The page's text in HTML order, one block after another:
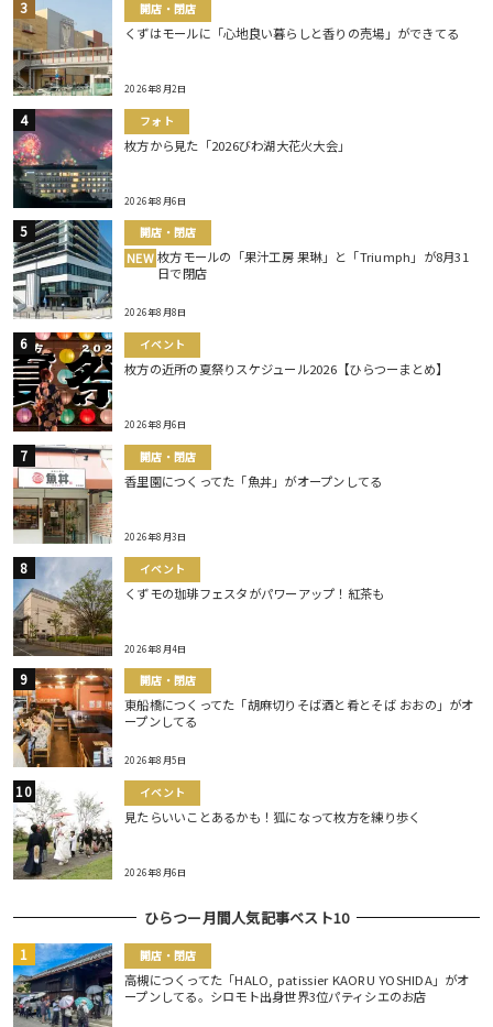
開店・閉店
くずはモールに「心地良い暮らしと香りの売場」ができてる
2026年8月2日
フォト
枚方から見た「2026びわ湖大花火大会」
2026年8月6日
開店・閉店
NEW 枚方モールの「果汁工房 果琳」と「Triumph」が8月31
日で閉店
2026年8月8日
イベント
枚方の近所の夏祭りスケジュール2026【ひらつーまとめ】
2026年8月6日
開店・閉店
香里園につくってた「魚丼」がオープンしてる
2026年8月3日
イベント
くずモの珈琲フェスタがパワーアップ！紅茶も
2026年8月4日
開店・閉店
東船橋につくってた「胡麻切りそば酒と肴とそば おおの」がオ
ープンしてる
2026年8月5日
イベント
見たらいいことあるかも！狐になって枚方を練り歩く
2026年8月6日
ひらつー月間人気記事ベスト10
開店・閉店
高槻につくってた「HALO, patissier KAORU YOSHIDA」がオ
ープンしてる。シロモト出身世界3位パティシエのお店